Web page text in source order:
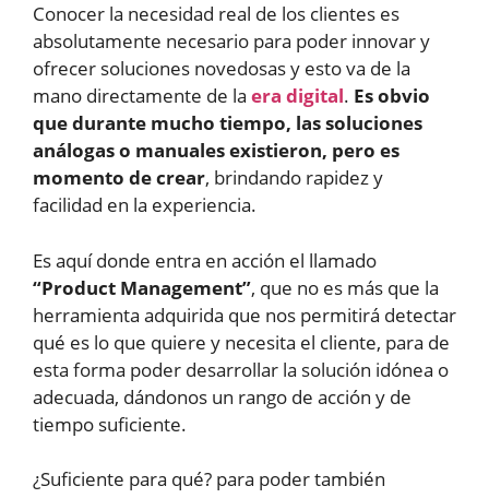
Conocer la necesidad real de los clientes es
absolutamente necesario para poder innovar y
ofrecer soluciones novedosas y esto va de la
mano directamente de la era digital. Es obvio
que durante mucho tiempo, las soluciones
análogas o manuales existieron, pero es
momento de crear, brindando rapidez y
facilidad en la experiencia.
Es aquí donde entra en acción el llamado
“Product Management”, que no es más que la
herramienta adquirida que nos permitirá detectar
qué es lo que quiere y necesita el cliente, para de
esta forma poder desarrollar la solución idónea o
adecuada, dándonos un rango de acción y de
tiempo suficiente.
¿Suficiente para qué? para poder también